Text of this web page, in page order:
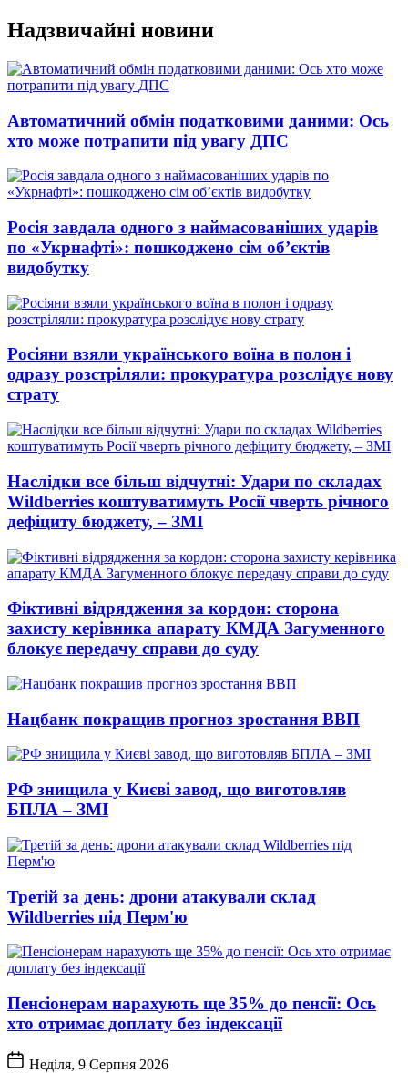
Перейти
до
вмісту
Надзвичайні новини
Автоматичний обмін податковими даними: Ось
хто може потрапити під увагу ДПС
Росія завдала одного з наймасованіших ударів
по «Укрнафті»: пошкоджено сім об’єктів
видобутку
Росіяни взяли українського воїна в полон і
одразу розстріляли: прокуратура розслідує нову
страту
Наслідки все більш відчутні: Удари по складах
Wildberries коштуватимуть Росії чверть річного
дефіциту бюджету, – ЗМІ
Фіктивні відрядження за кордон: сторона
захисту керівника апарату КМДА Загуменного
блокує передачу справи до суду
Нацбанк покращив прогноз зростання ВВП
РФ знищила у Києві завод, що виготовляв
БПЛА – ЗМІ
Третій за день: дрони атакували склад
Wildberries під Перм'ю
Пенсіонерам нарахують ще 35% до пенсії: Ось
хто отримає доплату без індексації
Неділя, 9 Серпня 2026